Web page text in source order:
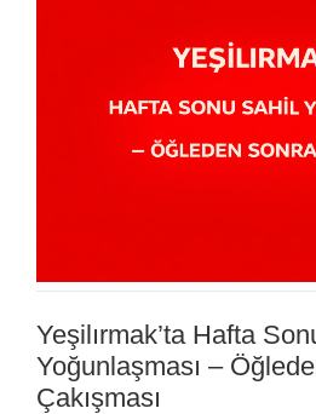
Yeşilırmak’ta Hafta
Yoğunlaşması –
Çakışması